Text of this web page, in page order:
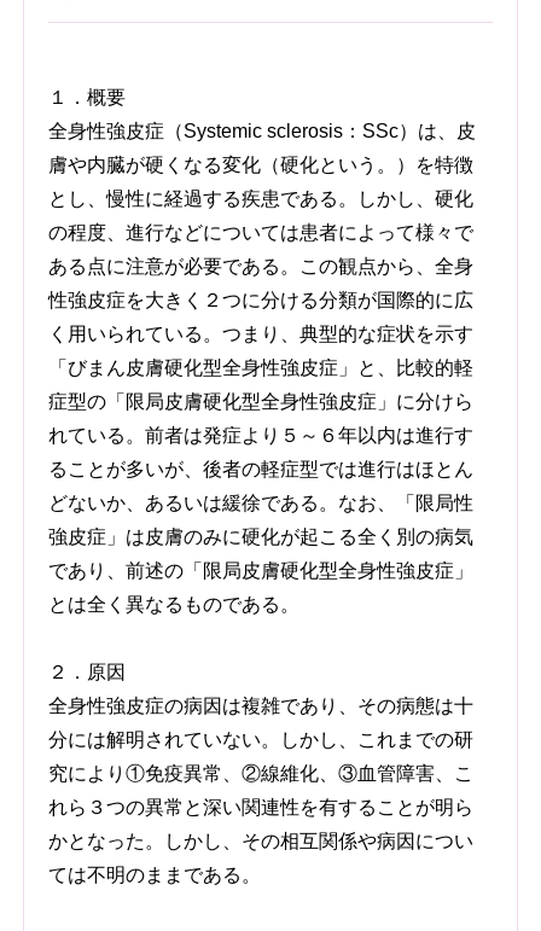
１．概要
全身性強皮症（Systemic sclerosis：SSc）は、皮
膚や内臓が硬くなる変化（硬化という。）を特徴
とし、慢性に経過する疾患である。しかし、硬化
の程度、進行などについては患者によって様々で
ある点に注意が必要である。この観点から、全身
性強皮症を大きく２つに分ける分類が国際的に広
く用いられている。つまり、典型的な症状を示す
「びまん皮膚硬化型全身性強皮症」と、比較的軽
症型の「限局皮膚硬化型全身性強皮症」に分けら
れている。前者は発症より５～６年以内は進行す
ることが多いが、後者の軽症型では進行はほとん
どないか、あるいは緩徐である。なお、「限局性
強皮症」は皮膚のみに硬化が起こる全く別の病気
であり、前述の「限局皮膚硬化型全身性強皮症」
とは全く異なるものである。
２．原因
全身性強皮症の病因は複雑であり、その病態は十
分には解明されていない。しかし、これまでの研
究により①免疫異常、②線維化、③血管障害、こ
れら３つの異常と深い関連性を有することが明ら
かとなった。しかし、その相互関係や病因につい
ては不明のままである。